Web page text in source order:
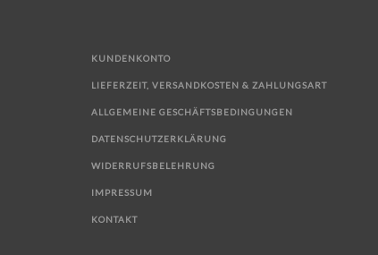
KUNDENKONTO
LIEFERZEIT, VERSANDKOSTEN & ZAHLUNGSART
ALLGEMEINE GESCHÄFTSBEDINGUNGEN
DATENSCHUTZERKLÄRUNG
WIDERRUFSBELEHRUNG
IMPRESSUM
KONTAKT